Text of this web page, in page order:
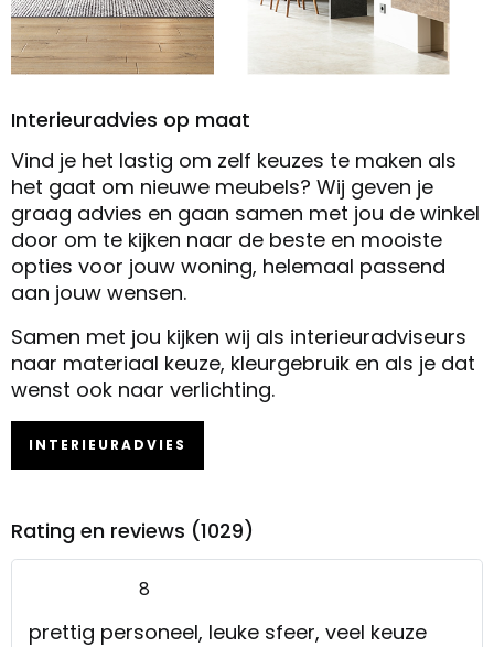
Interieuradvies op maat
Vind je het lastig om zelf keuzes te maken als
het gaat om nieuwe meubels? Wij geven je
graag advies en gaan samen met jou de winkel
door om te kijken naar de beste en mooiste
opties voor jouw woning, helemaal passend
aan jouw wensen.
Samen met jou kijken wij als interieuradviseurs
naar materiaal keuze, kleurgebruik en als je dat
wenst ook naar verlichting.
INTERIEURADVIES
Rating en reviews (1029)
8
prettig personeel, leuke sfeer, veel keuze